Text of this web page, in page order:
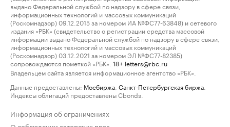
выдано Федеральной службой по надзору в сфере связи,
информационных технологий и массовых коммуникаций
(Роскомнадзор) 09.12.2015 за номером ИА №ФС77-63848) и сетевого
издания «РБК» (свидетельство о регистрации средства массовой
информации выдано Федеральной службой по надзору в сфере связи,
информационных технологий и массовых коммуникаций
(Роскомнадзор) 03.12.2021 за номером ЭЛ №ФС77-82385)
сопровождаются пометкой «РБК».
18+ letters@rbc.ru
Владельцем сайта является информационное агентство «РБК».
Данные предоставлены: Мосбиржа Санкт-Петербургская биржа
Индексы облигаций предоставлены Cbonds.
Информация об ограничениях